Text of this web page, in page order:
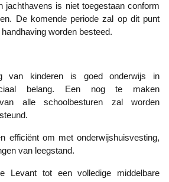
De komende periode zal op dit punt
worden besteed.
belang. Een nog te maken
van alle schoolbesturen zal worden
van leegstand.